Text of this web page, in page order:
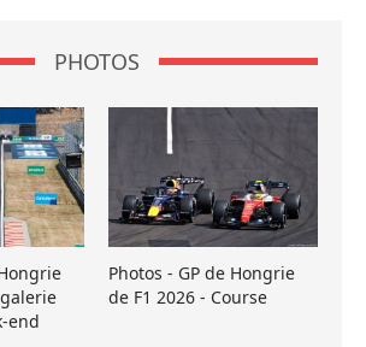
PHOTOS
end
Photos - GP de Hongrie
de F1 2026 - Course